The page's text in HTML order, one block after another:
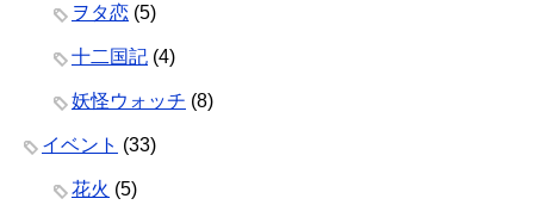
ヲタ恋 (5)
十二国記 (4)
妖怪ウォッチ (8)
イベント (33)
花火 (5)